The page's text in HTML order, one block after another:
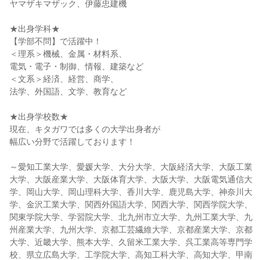
ヤマザキマザック、伊藤忠建機
★出身学科★
【学部不問】で活躍中！
＜理系＞機械、金属・材料系、
電気・電子・制御、情報、建築など
＜文系＞経済、経営、商学、
法学、外国語、文学、教育など
★出身学校数★
現在、キタガワでは多くの大学出身者が
幅広い分野で活躍しております！
～愛知工業大学、愛媛大学、大分大学、大阪経済大学、大阪工業
大学、大阪産業大学、大阪体育大学、大阪大学、大阪電気通信大
学、岡山大学、岡山理科大学、香川大学、鹿児島大学、神奈川大
学、金沢工業大学、関西外国語大学、関西大学、関西学院大学、
関東学院大学、学習院大学、北九州市立大学、九州工業大学、九
州産業大学、九州大学、京都工芸繊維大学、京都産業大学、京都
大学、近畿大学、熊本大学、久留米工業大学、呉工業高等専門学
校、県立広島大学、工学院大学、高知工科大学、高知大学、甲南